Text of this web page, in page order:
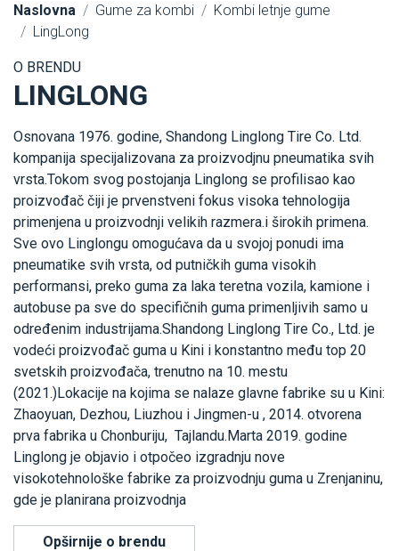
Naslovna Gume za kombi
Kombi letnje gume
LingLong
O BRENDU
LINGLONG
Osnovana 1976. godine, Shandong Linglong Tire Co. Ltd.
kompanija specijalizovana za proizvodjnu pneumatika svih
vrsta.Tokom svog postojanja Linglong se profilisao kao
proizvođač čiji je prvenstveni fokus visoka tehnologija
primenjena u proizvodnji velikih razmera.i širokih primena.
Sve ovo Linglongu omogućava da u svojoj ponudi ima
pneumatike svih vrsta, od putničkih guma visokih
performansi, preko guma za laka teretna vozila, kamione i
autobuse pa sve do specifičnih guma primenljivih samo u
određenim industrijama.Shandong Linglong Tire Co., Ltd. je
vodeći proizvođač guma u Kini i konstantno među top 20
svetskih proizvođača, trenutno na 10. mestu
(2021.)Lokacije na kojima se nalaze glavne fabrike su u Kini:
Zhaoyuan, Dezhou, Liuzhou i Jingmen-u , 2014. otvorena
prva fabrika u Chonburiju, Tajlandu.Marta 2019. godine
Linglong je objavio i otpočeo izgradnju nove
visokotehnološke fabrike za proizvodnju guma u Zrenjaninu,
gde je planirana proizvodnja
Opširnije o brendu